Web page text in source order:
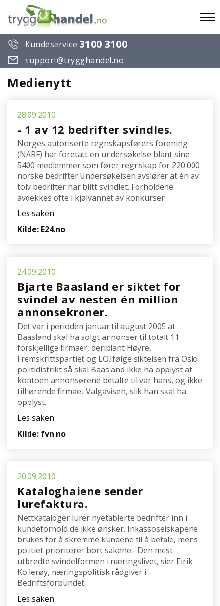
Kundeservice 3100 3100
support@trygghandel.no
Medienytt
28.09.2010
- 1 av 12 bedrifter svindles.
Norges autoriserte regnskapsførers forening
(NARF) har foretatt en undersøkelse blant sine
5400 medlemmer som fører regnskap for 220.000
norske bedrifter.Undersøkelsen avslører at én av
tolv bedrifter har blitt svindlet. Forholdene
avdekkes ofte i kjølvannet av konkurser.
Les saken
Kilde: E24.no
24.09.2010
Bjarte Baasland er siktet for
svindel av nesten én million
annonsekroner.
Det var i perioden januar til august 2005 at
Baasland skal ha solgt annonser til totalt 11
forskjellige firmaer, deriblant Høyre,
Fremskrittspartiet og LO.Ifølge siktelsen fra Oslo
politidistrikt så skal Baasland ikke ha opplyst at
kontoen annonsørene betalte til var hans, og ikke
tilhørende firmaet Valgavisen, slik han skal ha
opplyst.
Les saken
Kilde: fvn.no
20.09.2010
Kataloghaiene sender
lurefaktura.
Nettkataloger lurer nyetablerte bedrifter inn i
kundeforhold de ikke ønsker. Inkassoselskapene
brukes for å skremme kundene til å betale, mens
politiet prioriterer bort sakene.- Den mest
utbredte svindelformen i næringslivet, sier Eirik
Kollerøy, næringspolitisk rådgiver i
Bedriftsforbundet.
Les saken